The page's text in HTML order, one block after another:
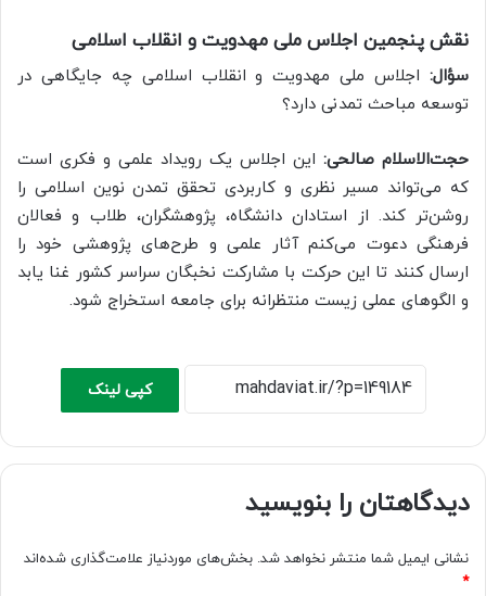
نقش پنجمین اجلاس ملی مهدویت و انقلاب اسلامی
سؤال: اجلاس ملی مهدویت و انقلاب اسلامی چه جایگاهی در
توسعه مباحث تمدنی دارد؟
حجت‌الاسلام صالحی: این اجلاس یک رویداد علمی و فکری است
که می‌تواند مسیر نظری و کاربردی تحقق تمدن نوین اسلامی را
روشن‌تر کند. از استادان دانشگاه، پژوهشگران، طلاب و فعالان
فرهنگی دعوت می‌کنم آثار علمی و طرح‌های پژوهشی خود را
ارسال کنند تا این حرکت با مشارکت نخبگان سراسر کشور غنا یابد
و الگوهای عملی زیست منتظرانه برای جامعه استخراج شود.
کپی لینک
دیدگاهتان را بنویسید
نشانی ایمیل شما منتشر نخواهد شد. بخش‌های موردنیاز علامت‌گذاری شده‌اند
*